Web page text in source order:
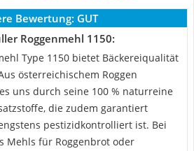
Bewertung: GUT
Roggenmehl 1150:
Type 1150 bietet Bäckereiqualität
österreichischem Roggen
uns durch seine 100 % naturreine
die zudem garantiert
pestizidkontrolliert ist. Bei
Mehls für Roggenbrot oder